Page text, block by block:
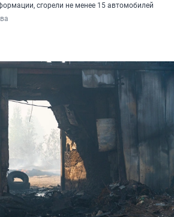
сгорели не менее 15 автомобилей